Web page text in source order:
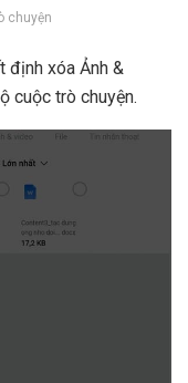
chuyện
định xóa Ảnh &
cuộc trò chuyện.